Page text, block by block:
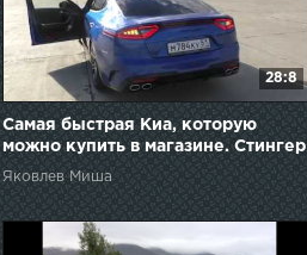
28:8
Самая быстрая Киа, которую
можно купить в магазине. Стингер
3.3 турбо.
Яковлев Миша